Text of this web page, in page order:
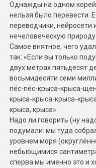
Однажды на одном
нельзя было перевести.
переводчики, нейросети
нечеловеческую природу.
Самое внятное, чего
так: «Если вы только
двух метрах пятьдесят
восьмидесяти семи
пёс-пёс-крыса-крыса-
крыса-крыса-крыса-
крыса, крыса».
Надо ли говорить (ну
подумали: мы туда
уровнем моря
небьющимися
сперва мы именно это и